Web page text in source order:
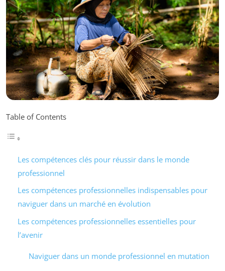
Table of Contents
Les compétences clés pour réussir dans le monde
professionnel
Les compétences professionnelles indispensables pour
naviguer dans un marché en évolution
Les compétences professionnelles essentielles pour
l’avenir
Naviguer dans un monde professionnel en mutation